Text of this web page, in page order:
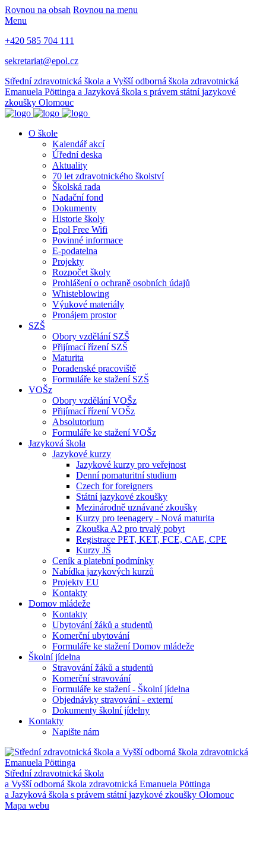
Rovnou na obsah Rovnou na menu
Menu
+420 585 704 111
sekretariat@epol.cz
Střední zdravotnická škola a Vyšší odborná škola zdravotnická
Emanuela Pöttinga a Jazyková škola s právem státní jazykové
zkoušky Olomouc
O škole
Kalendář akcí
Úřední deska
Aktuality
70 let zdravotnického školství
Školská rada
Nadační fond
Dokumenty
Historie školy
Epol Free Wifi
Povinné informace
E-podatelna
Projekty
Rozpočet školy
Prohlášení o ochraně osobních údajů
Whisteblowing
Výukové materiály
Pronájem prostor
SZŠ
Obory vzdělání SZŠ
Přijímací řízení SZŠ
Maturita
Poradenské pracoviště
Formuláře ke stažení SZŠ
VOŠz
Obory vzdělání VOŠz
Přijímací řízení VOŠz
Absolutorium
Formuláře ke stažení VOŠz
Jazyková škola
Jazykové kurzy
Jazykové kurzy pro veřejnost
Denní pomaturitní studium
Czech for foreigners
Státní jazykové zkoušky
Mezinárodně uznávané zkoušky
Kurzy pro teenagery - Nová maturita
Zkouška A2 pro trvalý pobyt
Registrace PET, KET, FCE, CAE, CPE
Kurzy JŠ
Ceník a platební podmínky
Nabídka jazykových kurzů
Projekty EU
Kontakty
Domov mládeže
Kontakty
Ubytování žáků a studentů
Komerční ubytování
Formuláře ke stažení Domov mládeže
Školní jídelna
Stravování žáků a studentů
Komerční stravování
Formuláře ke stažení - Školní jídelna
Objednávky stravování - externí
Dokumenty školní jídelny
Kontakty
Napište nám
Střední zdravotnická škola
a Vyšší odborná škola zdravotnická Emanuela Pöttinga
a Jazyková škola s právem státní jazykové zkoušky Olomouc
Mapa webu